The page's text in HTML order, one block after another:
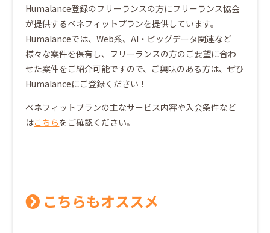
Humalance登録のフリーランスの方にフリーランス協会
が提供するベネフィットプランを提供しています。
Humalanceでは、Web系、AI・ビッグデータ関連など
様々な案件を保有し、フリーランスの方のご要望に合わ
せた案件をご紹介可能ですので、ご興味のある方は、ぜひ
Humalanceにご登録ください！
ベネフィットプランの主なサービス内容や入会条件など
はこちらをご確認ください。
こちらもオススメ